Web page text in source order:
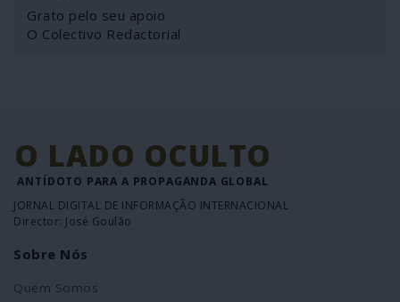
Grato pelo seu apoio
O Colectivo Redactorial
O LADO OCULTO
ANTÍDOTO PARA A PROPAGANDA GLOBAL
JORNAL DIGITAL DE INFORMAÇÃO INTERNACIONAL
Director: José Goulão
Sobre Nós
Quem Somos